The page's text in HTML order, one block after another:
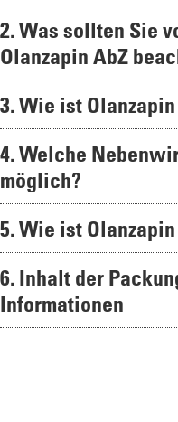
2. Was sollten Sie
Olanzapin AbZ
3. Wie ist
4. Welche
möglich?
5. Wie ist
6. Inhalt der
Informationen